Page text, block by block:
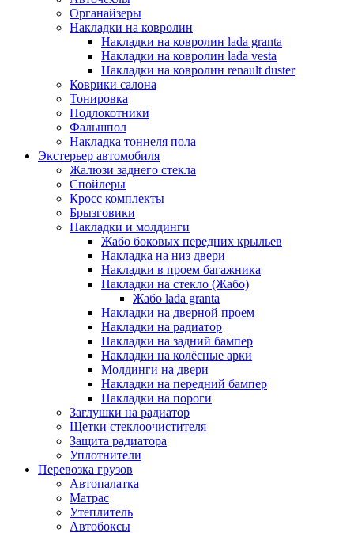
Органайзеры
Накладки на ковролин
Накладки на ковролин lada granta
Накладки на ковролин lada vesta
Накладки на ковролин renault duster
Коврики салона
Тонировка
Подлокотники
Фальшпол
Накладка тоннеля пола
Экстерьер автомобиля
Жалюзи заднего стекла
Спойлеры
Кросс комплекты
Брызговики
Накладки и молдинги
Жабо боковых передних крыльев
Накладка на низ двери
Накладки в проем багажника
Накладки на стекло (Жабо)
Жабо lada granta
Накладки на дверной проем
Накладки на радиатор
Накладки на задний бампер
Накладки на колёсные арки
Молдинги на двери
Накладки на передний бампер
Накладки на пороги
Заглушки на радиатор
Щетки стеклоочистителя
Защита радиатора
Уплотнители
Перевозка грузов
Автопалатка
Матрас
Утеплитель
Автобоксы